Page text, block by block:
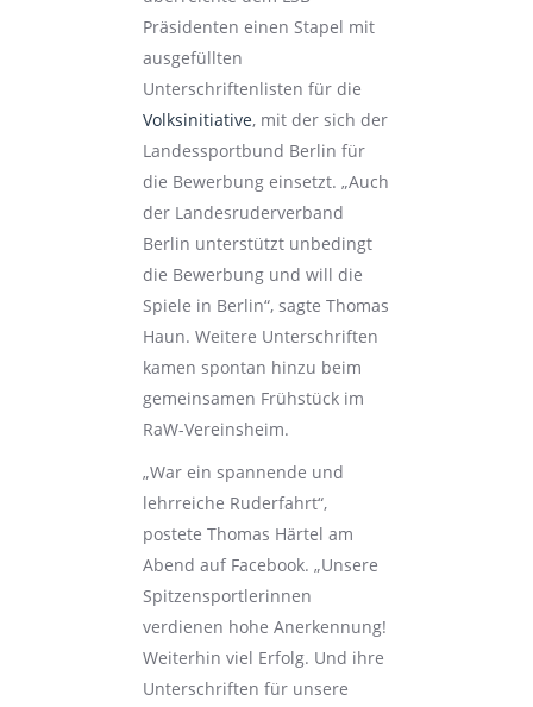
Präsidenten einen Stapel mit
ausgefüllten
Unterschriftenlisten für die
Volksinitiative, mit der sich der
Landessportbund Berlin für
die Bewerbung einsetzt. „Auch
der Landesruderverband
Berlin unterstützt unbedingt
die Bewerbung und will die
Spiele in Berlin“, sagte Thomas
Haun. Weitere Unterschriften
kamen spontan hinzu beim
gemeinsamen Frühstück im
RaW-Vereinsheim.
„War ein spannende und
lehrreiche Ruderfahrt“,
postete Thomas Härtel am
Abend auf Facebook. „Unsere
Spitzensportlerinnen
verdienen hohe Anerkennung!
Weiterhin viel Erfolg. Und ihre
Unterschriften für unsere